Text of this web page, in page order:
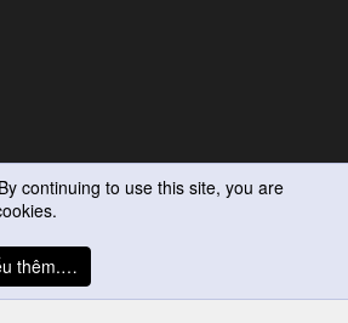
continuing to use this site, you are
thêm.…